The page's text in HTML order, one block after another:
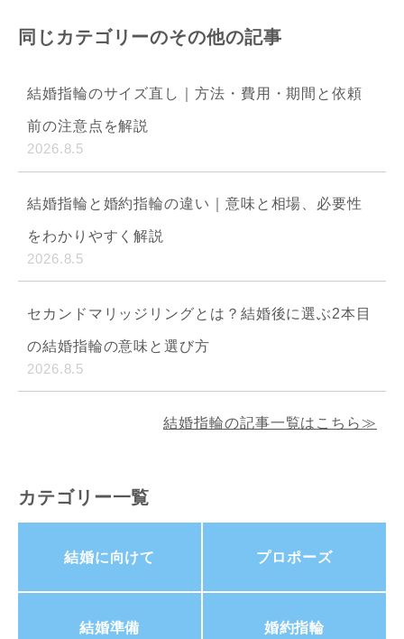
同じカテゴリーのその他の記事
結婚指輪のサイズ直し｜方法・費用・期間と依頼
前の注意点を解説
2026.8.5
結婚指輪と婚約指輪の違い｜意味と相場、必要性
をわかりやすく解説
2026.8.5
セカンドマリッジリングとは？結婚後に選ぶ2本目
の結婚指輪の意味と選び方
2026.8.5
結婚指輪の記事一覧はこちら≫
カテゴリー一覧
結婚に向けて プロポーズ
結婚準備 婚約指輪